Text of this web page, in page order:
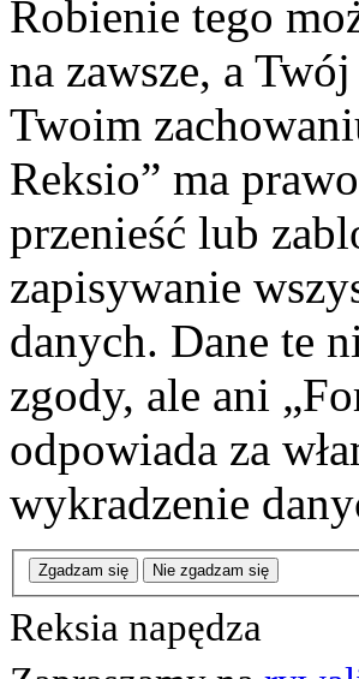
Robienie tego
na zawsze, a
Twoim
Reksio” ma
przenieść lub
zapisywanie
danych. Dane te
zgody, ale ani
odpowiada za
wykradzenie
Zgadzam się Nie zgadzam się
Reksia napędza